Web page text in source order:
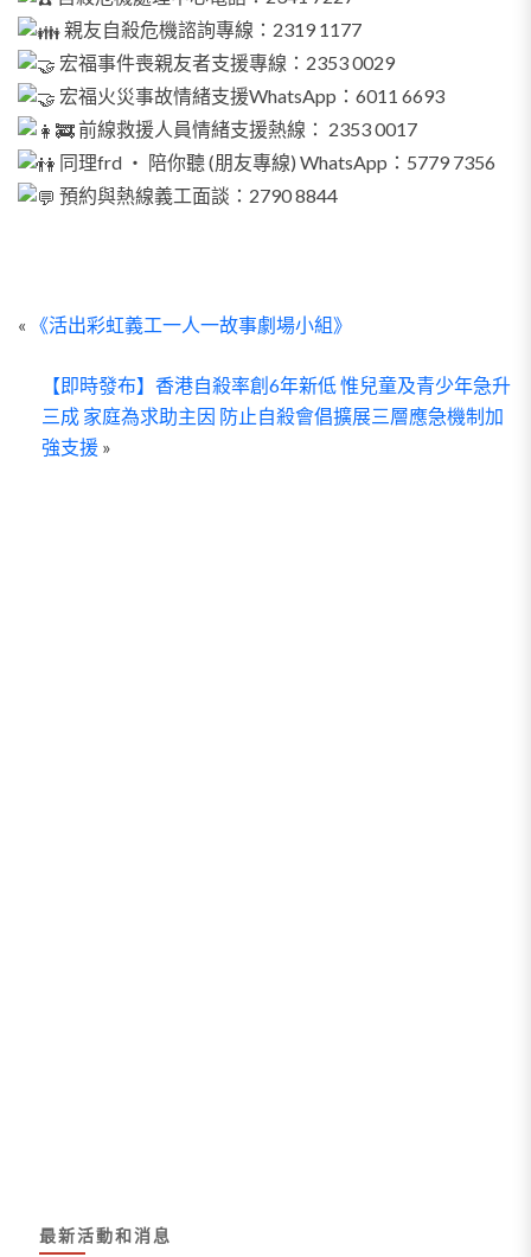
親友自殺危機諮詢專線：2319 1177
宏福事件喪親友者支援專線：2353 0029
宏福火災事故情緒支援WhatsApp：6011 6693
前線救援人員情緒支援熱線： 2353 0017
同理frd ‧ 陪你聽 (朋友專線) WhatsApp：5779 7356
預約與熱線義工面談：2790 8844
« 《活出彩虹義工一人一故事劇場小組》
【即時發布】香港自殺率創6年新低 惟兒童及青少年急升
三成 家庭為求助主因 防止自殺會倡擴展三層應急機制加
強支援 »
最新活動和消息